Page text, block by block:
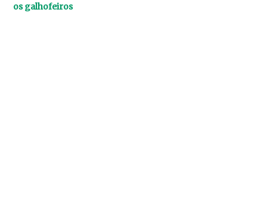
os galhofeiros